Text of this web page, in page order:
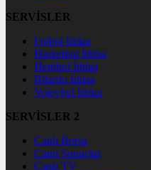
SERVİSLER
Futbol İddaa
Basketbol İddaa
Hentbol İddaa
Bilardo İddaa
Voleybol İddaa
SERVİSLER 2
Canlı Borsa
Canlı Sonuçlar
Canlı TV